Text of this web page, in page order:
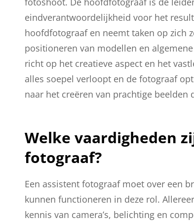
eindverantwoordelijkheid voor het
hoofdfotograaf en neemt taken op zich
positioneren van modellen en
richt op het creatieve aspect en het
alles soepel verloopt en de fotograaf
naar het creëren van prachtige
Welke vaardigheden
fotograaf?
Een assistent fotograaf moet over een
kunnen functioneren in deze rol.
kennis van camera’s, belichting en